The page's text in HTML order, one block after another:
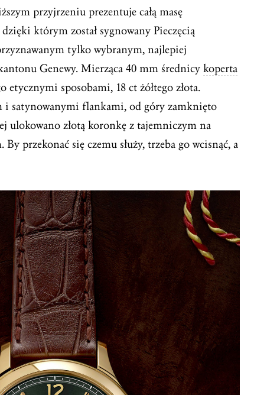
przyjrzeniu prezentuje całą masę
którym został sygnowany Pieczęcią
tylko wybranym, najlepiej
Genewy. Mierząca 40 mm średnicy koperta
etycznymi sposobami, 18 ct żółtego złota.
i satynowanymi flankami, od góry zamknięto
ulokowano złotą koronkę z tajemniczym na
przekonać się czemu służy, trzeba go wcisnąć, a